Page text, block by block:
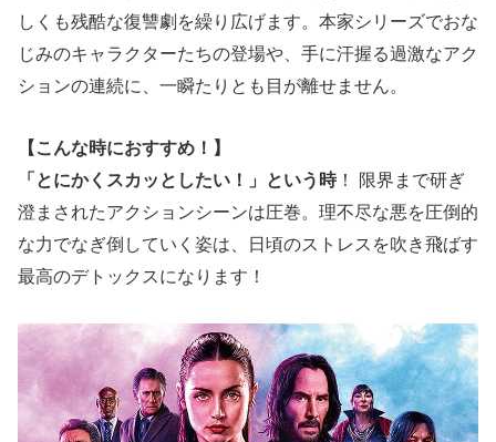
しくも残酷な復讐劇を繰り広げます。本家シリーズでおな
じみのキャラクターたちの登場や、手に汗握る過激なアク
ションの連続に、一瞬たりとも目が離せません。
【こんな時におすすめ！】
「とにかくスカッとしたい！」という時 ！ 限界まで研ぎ
澄まされたアクションシーンは圧巻。理不尽な悪を圧倒的
な力でなぎ倒していく姿は、日頃のストレスを吹き飛ばす
最高のデトックスになります！